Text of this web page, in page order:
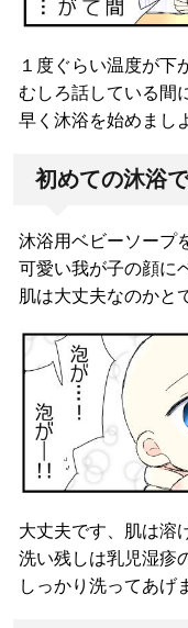
１度ぐらい温度が下
むしろ話している間
早く沐浴を始めまし
初めての沐浴
沐浴用ベビーソープ
可愛い我が子の顔に
肌は大丈夫なのかと
大丈夫です、肌は溶
洗い残しは乳児湿疹
しっかり洗ってあげ